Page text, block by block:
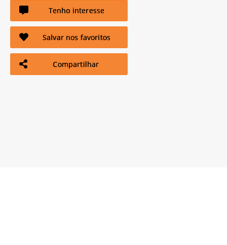
Tenho interesse
Salvar nos favoritos
Compartilhar